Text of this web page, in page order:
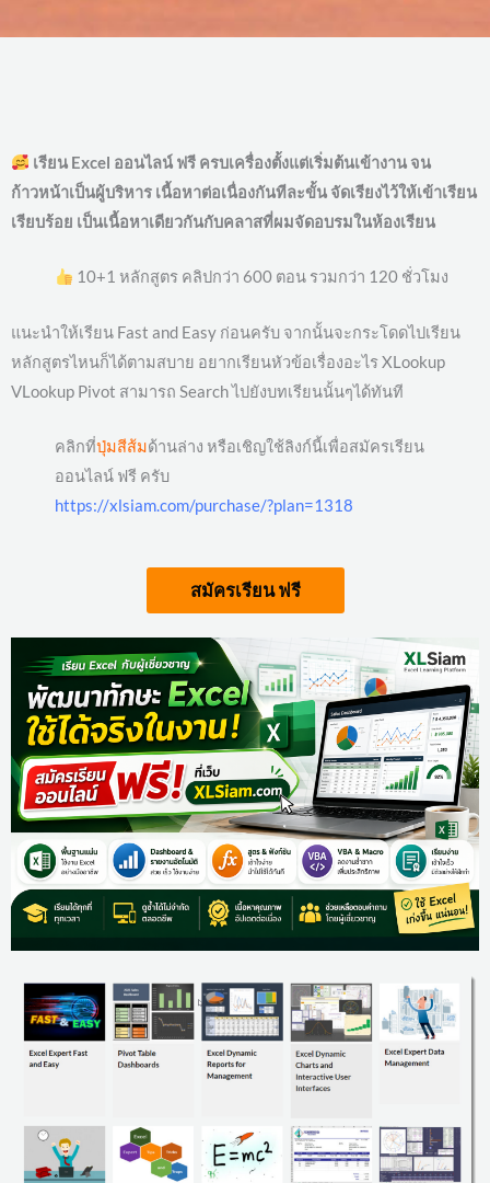
เรียน Excel ออนไลน์ ฟรี ครบเครื่องตั้งแต่เริ่มต้นเข้างาน จน
ก้าวหน้าเป็นผู้บริหาร เนื้อหาต่อเนื่องกันทีละขั้น จัดเรียงไว้ให้เข้าเรียน
เรียบร้อย เป็นเนื้อหาเดียวกันกับคลาสที่ผมจัดอบรมในห้องเรียน
10+1 หลักสูตร คลิปกว่า 600 ตอน รวมกว่า 120 ชั่วโมง
แนะนำให้เรียน Fast and Easy ก่อนครับ จากนั้นจะกระโดดไปเรียน
หลักสูตรไหนก็ได้ตามสบาย อยากเรียนหัวข้อเรื่องอะไร XLookup
VLookup Pivot สามารถ Search ไปยังบทเรียนนั้นๆได้ทันที
คลิกที่ปุ่มสีส้มด้านล่าง หรือเชิญใช้ลิงก์นี้เพื่อสมัครเรียน
ออนไลน์ ฟรี ครับ
https://xlsiam.com/purchase/?plan=1318
สมัครเรียน ฟรี